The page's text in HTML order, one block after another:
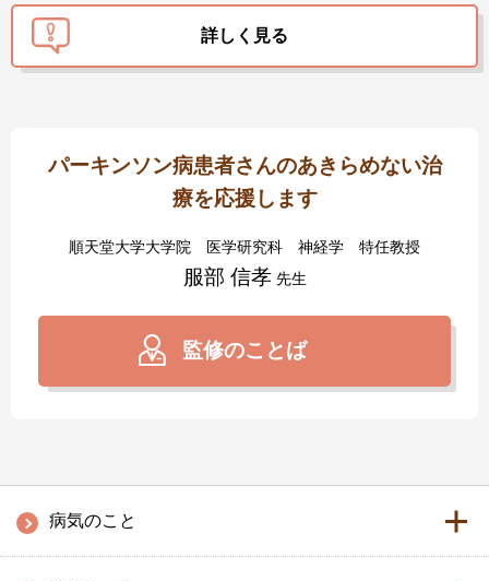
詳しく見る
パーキンソン病患者さんのあきらめない治
療を応援します
順天堂大学大学院 医学研究科 神経学 特任教授
服部 信孝先生
監修のことば
病気のこと